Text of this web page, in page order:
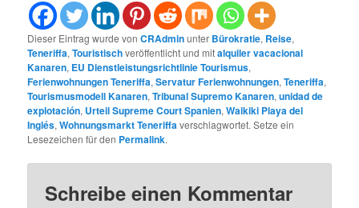
Dieser Eintrag wurde vonCRAdminunter Bürokratie, Reise,
Teneriffa,Touristischveröffentlicht und mitalquiler vacacional
Kanaren, EU Dienstleistungsrichtlinie Tourismus,
Ferienwohnungen Teneriffa,Servatur Ferienwohnungen,Teneriffa,
Tourismusmodell Kanaren,Tribunal Supremo Kanaren,unidad de
explotación, Urteil Supreme Court Spanien,Waikiki Playa del
Inglés,Wohnungsmarkt Teneriffaverschlagwortet. Setze ein
Lesezeichen für den Permalink.
Schreibe einen Kommentar